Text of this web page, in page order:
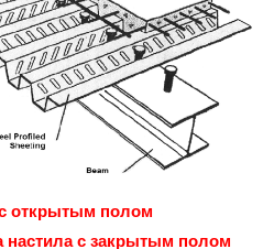
открытым полом
настила с закрытым полом